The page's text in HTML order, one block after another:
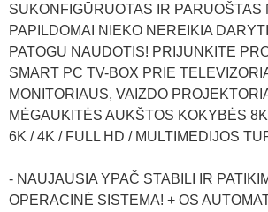
SUKONFIGŪRUOTAS IR PARUOŠTAS
PAPILDOMAI NIEKO NEREIKIA
PATOGU NAUDOTIS! PRIJUNKITE
SMART PC TV-BOX PRIE
MONITORIAUS, VAIZDO
MĖGAUKITĖS AUKŠTOS KOKYBĖS
6K / 4K / FULL HD / MULTIMEDIJOS
- NAUJAUSIA YPAČ STABILI IR
OPERACINĖ SISTEMA! + OS